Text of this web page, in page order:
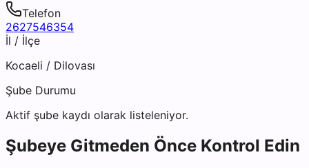
Telefon
2627546354
İl / İlçe
Kocaeli / Dilovası
Şube Durumu
Aktif şube kaydı olarak listeleniyor.
Şubeye Gitmeden Önce Kontrol Edin